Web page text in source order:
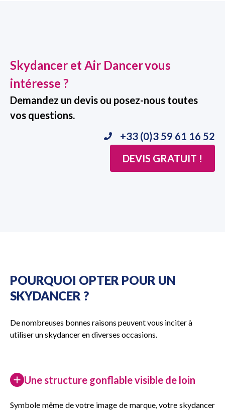
Skydancer et Air Dancervous
intéresse ?
Demandez un devis ou posez-nous toutes
vos questions.
+33 (0)3 59 61 16 52
DEVIS GRATUIT !
POURQUOI OPTER POUR UN
SKYDANCER ?
De nombreuses bonnes raisons peuvent vous inciter à
utiliser un skydancer en diverses occasions.
Une structure gonflable visible de loin
Symbole même de votre image de marque, votre skydancer